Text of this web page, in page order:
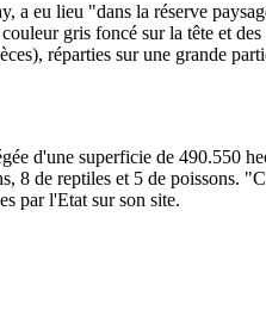
a eu lieu "dans la réserve
gris foncé sur la tête et
réparties sur une grande
d'une superficie de 490.550
8 de reptiles et 5 de poissons.
par l'Etat sur son site.